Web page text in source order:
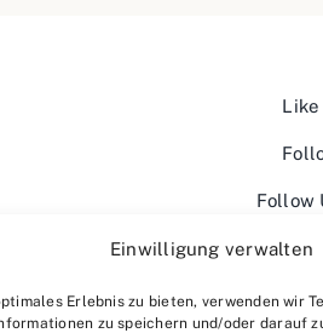
Einwilligung verwalten
Erlebnis zu bieten, verwenden wir
zu speichern und/oder darauf
Like
Follow